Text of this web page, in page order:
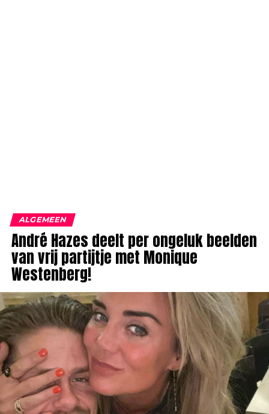
ALGEMEEN
André Hazes deelt per ongeluk beelden
van vrij partijtje met Monique
Westenberg!